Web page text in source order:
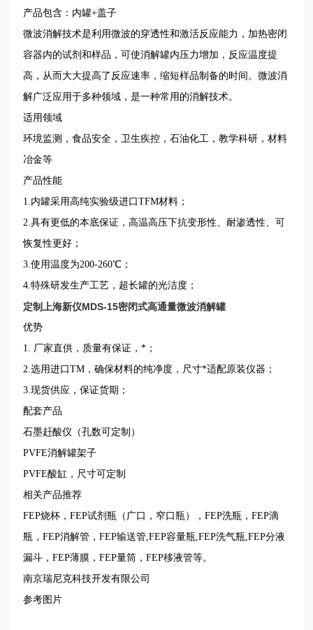
产品包含：内罐+盖子
微波消解技术是利用微波的穿透性和激活反应能力，加热密闭
容器内的试剂和样品，可使消解罐内压力增加，反应温度提
高，从而大大提高了反应速率，缩短样品制备的时间。微波消
解广泛应用于多种领域，是一种常用的消解技术。
适用领域
环境监测，食品安全，卫生疾控，石油化工，教学科研，材料
冶金等
产品性能
1.内罐采用高纯实验级进口TFM材料；
2.具有更低的本底保证，高温高压下抗变形性、耐渗透性、可
恢复性更好；
3.使用温度为200-260℃；
4.特殊研发生产工艺，超长罐的光洁度；
定制上海新仪MDS-15密闭式高通量微波消解罐
优势
1. 厂家直供，质量有保证，*；
2.选用进口TM，确保材料的纯净度，尺寸*适配原装仪器；
3.现货供应，保证货期；
配套产品
石墨赶酸仪（孔数可定制）
PVFE消解罐架子
PVFE酸缸，尺寸可定制
相关产品推荐
FEP烧杯，FEP试剂瓶（广口，窄口瓶），FEP洗瓶，FEP滴
瓶，FEP消解管，FEP输送管,FEP容量瓶,FEP洗气瓶,FEP分液
漏斗，FEP薄膜，FEP量筒，FEP移液管等。
南京瑞尼克科技开发有限公司
参考图片